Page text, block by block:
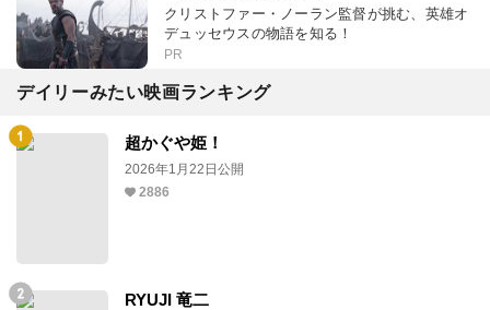
クリストファー・ノーラン監督が挑む、英雄オ
デュッセウスの物語を知る！
PR
デイリーみたい映画ランキング
超かぐや姫！
2026年1月22日公開
2886
RYUJI 竜二